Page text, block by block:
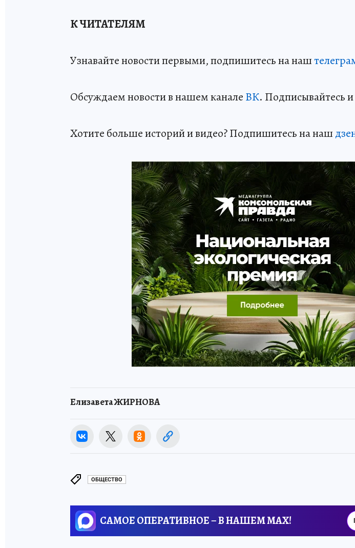
К ЧИТАТЕЛЯМ
Узнавайте новости первыми, подпишитесь на наш
Обсуждаем новости в нашем канале ВК. Подписывайтесь и
Хотите больше историй и видео? Подпишитесь на наш
Елизавета ЖИРНОВА
ОБЩЕСТВО
САМОЕ ОПЕРАТИВНОЕ – В НАШЕМ MAX!